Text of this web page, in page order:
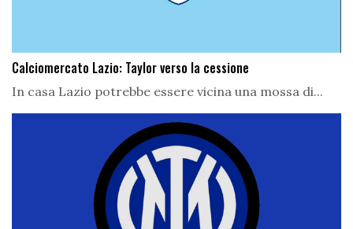
Calciomercato Lazio: Taylor verso la cessione
In casa Lazio potrebbe essere vicina una mossa di...